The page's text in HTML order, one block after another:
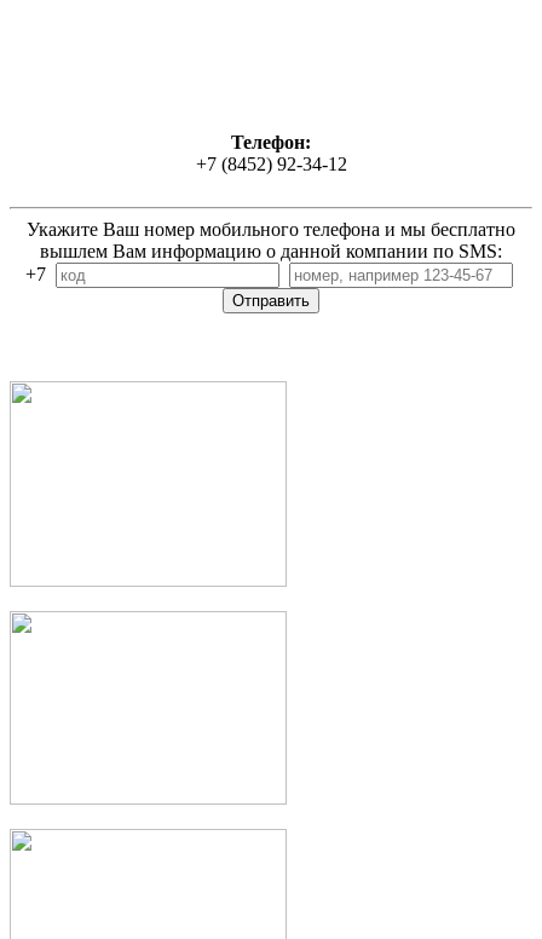
Телефон:
+7 (8452) 92-34-12
Укажите Ваш номер мобильного телефона и мы бесплатно
вышлем Вам информацию о данной компании по SMS:
+7